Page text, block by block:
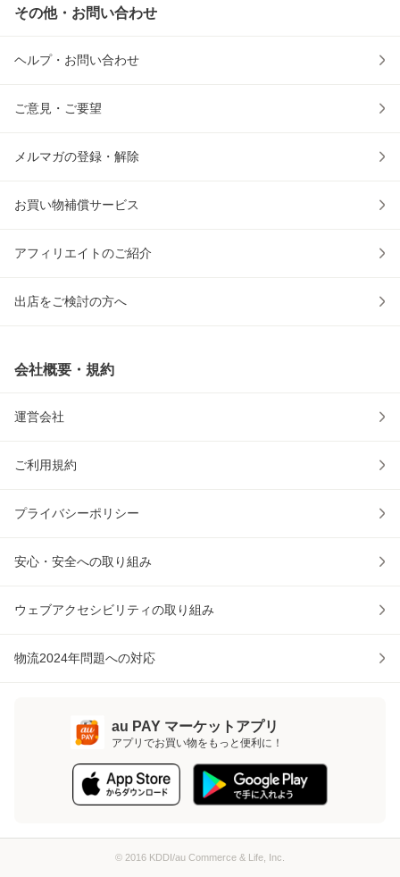
その他・お問い合わせ
ヘルプ・お問い合わせ
ご意見・ご要望
メルマガの登録・解除
お買い物補償サービス
アフィリエイトのご紹介
出店をご検討の方へ
会社概要・規約
運営会社
ご利用規約
プライバシーポリシー
安心・安全への取り組み
ウェブアクセシビリティの取り組み
物流2024年問題への対応
au PAY マーケットアプリ
アプリでお買い物をもっと便利に！
© 2016 KDDI/au Commerce & Life, Inc.